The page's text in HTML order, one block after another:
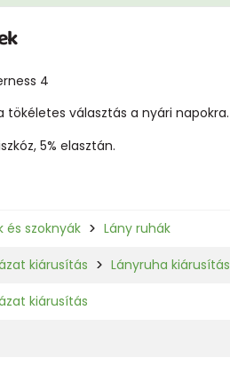
4
tökéletes választás a nyári napokra.
5% elasztán.
és szoknyák Lány ruhák
kiárusítás Lányruha kiárusítás
kiárusítás